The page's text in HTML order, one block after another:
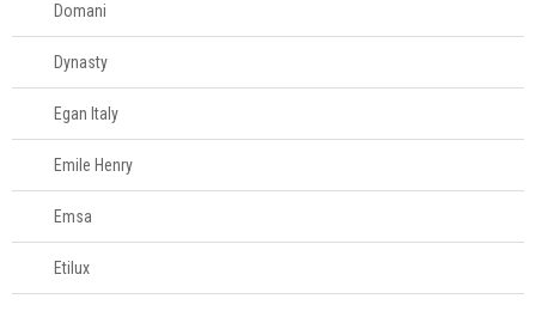
Domani
Dynasty
Egan Italy
Emile Henry
Emsa
Etilux